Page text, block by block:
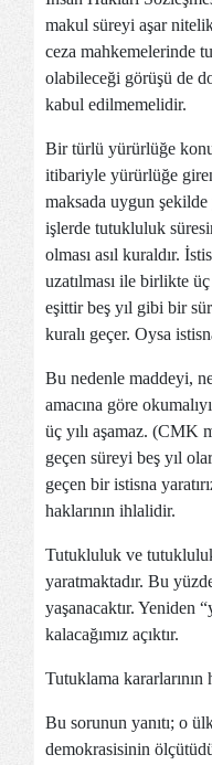
makul süreyi aşar
ceza mahkemelerinde
olabileceği görüşü de
kabul edilmemelidir.
Bir türlü yürürlüğe
itibariyle yürürlüğe
maksada uygun şekilde
işlerde tutukluluk
olması asıl kuraldır.
uzatılması ile birlikte
eşittir beş yıl gibi bir
kuralı geçer. Oysa
Bu nedenle maddeyi,
amacına göre
üç yılı aşamaz. (CMK
geçen süreyi beş yıl
geçen bir istisna
haklarının ihlalidir.
Tutukluluk ve
yaratmaktadır. Bu
yaşanacaktır. Yeniden
kalacağımız açıktır.
Tutuklama kararlarının
Bu sorunun yanıtı; o
demokrasisinin